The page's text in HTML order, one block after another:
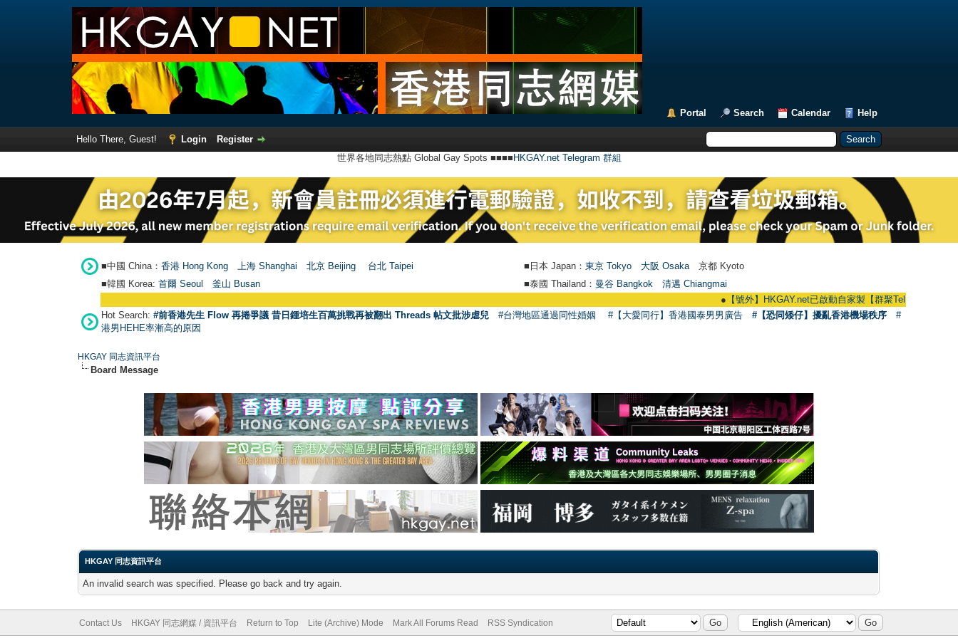
Portal Search Calendar Help
Hello There, Guest! Login
Register
世界各地同志熱點 Global Gay Spots ■■■■ HKGAY.net Telegram 群組
■中國 China： 香港 Hong Kong 上海 Shanghai 北京 Beijing 台北 Taipei ■日本 Japan： 東京 Tokyo 大阪 Osaka 京都 Kyoto
■韓國 Korea: 首爾 Seou 釜山 Busan ■泰國 Thailand： 曼谷 Bangkok
清邁 Chiangmai
【號外】HKGAY.net已啟動自家製【群聚Telegram群組
Hot Search: #前香港先生 Flow 再捲爭議 昔日鍾培生百萬挑戰再被翻出 Threads 帖文批涉虐兒 #台灣地區通過同性婚姻 #【大愛同行】香港國泰男男廣告 #【恐同矮仔】擾亂香港機場秩序
#
港男HEHE率漸高的原因
HKGAY 同志資訊平台
Board Message
HKGAY 同志資訊平台
An invalid search was specified. Please go back and try again.
Contact Us HKGAY 同志網媒 / 資訊平台 Return to Top Lite (Archive) Mode Mark All Forums Read RSS Syndication